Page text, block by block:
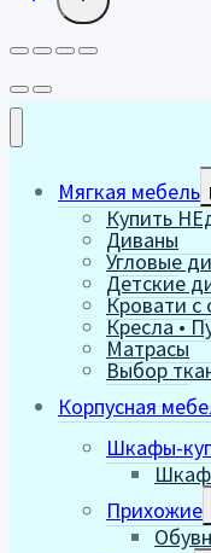
Мягкая мебель
Купить
Диваны
Угловые
Детские
Кровати с
Кресла •
Матрасы
Выбор
Корпусная
Шкафы-
Прихожие